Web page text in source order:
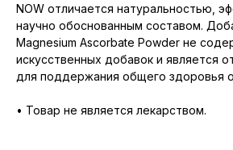
NOW отличается натуральностью,
научно обоснованным составом.
Magnesium Ascorbate Powder не
искусственных добавок и является
для поддержания общего здоровья
• Товар не является лекарством.